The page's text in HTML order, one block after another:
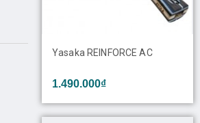
Yasaka REINFORCE AC
1.490.000₫